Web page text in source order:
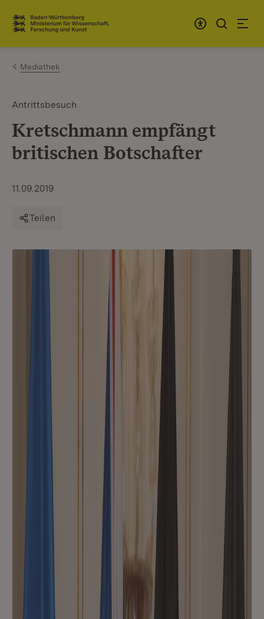
Zum Inhalt springen
Link zur Startseite
Mediathek
Antrittsbesuch
Kretschmann empfängt
britischen Botschafter
11.09.2019
Teilen